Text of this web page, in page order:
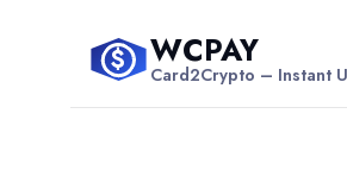
$ WCPAY
Card2Crypto – Instant